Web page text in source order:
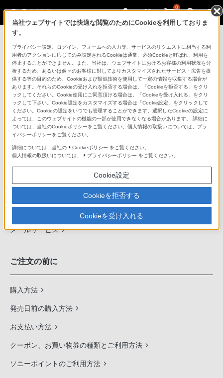
0
ソニーストアのご利用ガイド
ご利用ガイドでは、ソニーストアのご利用方法・サービ
スに関しまとめてご案内しております。
ご利用の前に
ソニーストア 店舗のご案内
ソニーショップ（ソニーストア取次店）のご案内
ソニーストアの特典・サービス
（長期保証、下取サービス、設置・設定サービスなど）
定期クーポンのプレゼントについて
メールサービス
ご注文の前に
購入方法
発売日前の購入方法
お支払い方法
クーポン、お買い物券の種類とご利用方法
ソニーポイントのご利用方法
当社ウェブサイトでは快適な閲覧のためにCookieを利用しておりま
す。
プライバシー設定、ログイン、フォームへの入力等、サービスのリクエストに相当する利
用者のアクションに応じてのみ設定されるCookieは通常、必須Cookieと呼ばれ、利用を
停止することができません。また、当社は、ウェブサイトにおけるお客様の利用状況を分
析するため、あるいは個々のお客様に対してよりカスタマイズされたサービス・広告を提
供する等の目的のため、Cookieおよび類似技術を使用して一定の情報を収集する場合が
あります。それらのCookieの受け入れを拒否する場合は、「Cookieを拒否する」をクリ
ックしてください。Cookie使用にご同意頂ける場合は、「Cookieを受け入れる」をクリ
ックして下さい。Cookie設定をカスタマイズする場合は「Cookie設定」をクリックして
ください。Cookieの設定をいつでも管理することができます。選択したCookieの設定に
よっては、このウェブサイトの機能の一部が使用できなくなる場合があります。 詳細に
ついては、当社のCookieポリシーをご覧ください。個人情報の取扱いについては、プラ
イバシーポリシーをご覧ください。
詳細については、当社の Cookieポリシー をご覧ください。
個人情報の取扱いについては、
プライバシーポリシー をご覧ください。
Cookie設定
Cookieを拒否する
Cookieを受け入れる